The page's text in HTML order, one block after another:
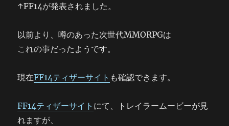
↑FF14が発表されました。
以前より、噂のあった次世代MMORPGは
これの事だったようです。
現在FF14ティザーサイト も確認できます。
FF14ティザーサイト にて、トレイラームービーが見
れますが、